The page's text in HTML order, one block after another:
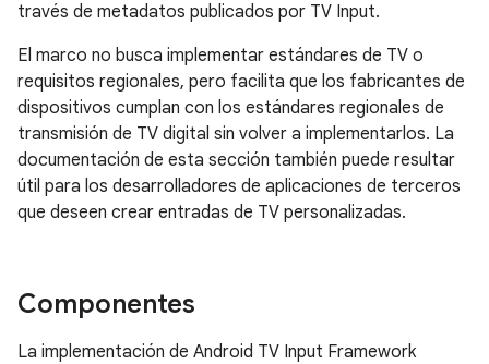
través de metadatos publicados por TV Input.
El marco no busca implementar estándares de TV o
requisitos regionales, pero facilita que los fabricantes de
dispositivos cumplan con los estándares regionales de
transmisión de TV digital sin volver a implementarlos. La
documentación de esta sección también puede resultar
útil para los desarrolladores de aplicaciones de terceros
que deseen crear entradas de TV personalizadas.
Componentes
La implementación de Android TV Input Framework